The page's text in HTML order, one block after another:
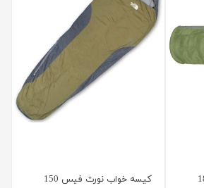
کیسه خواب نورث فیس 150